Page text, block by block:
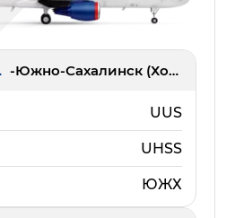
- Южно-Сахалинск (Хомутово)
UUS
UHSS
ЮЖХ